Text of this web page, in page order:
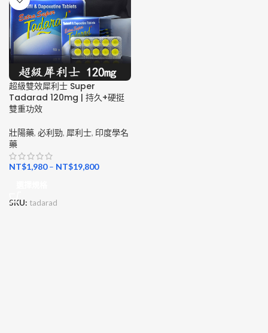
超級雙效犀利士 Super
Tadarad 120mg | 持久+硬挺
雙重功效
壯陽藥, 必利勁, 犀利士, 印度學名
藥
NT$1,980– NT$19,800
SKU: tadarad